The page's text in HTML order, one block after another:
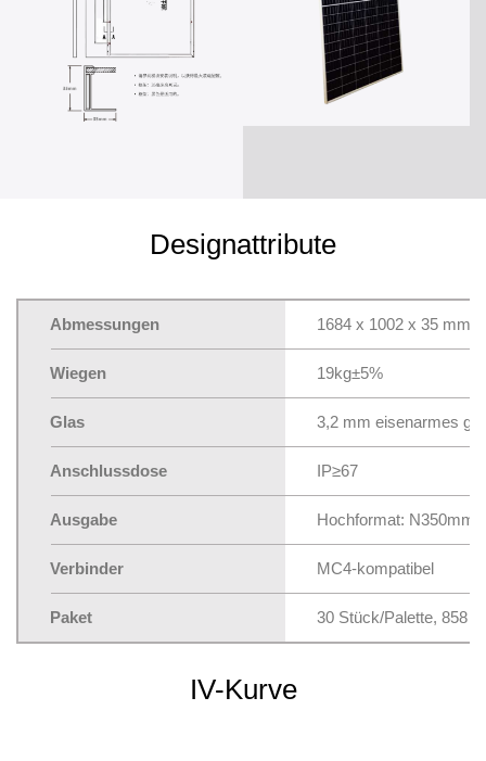
Designattribute
Abmessungen 1684 x 1002 x 35 mm
Wiegen 19kg±5%
Glas 3,2 mm eisenarmes
Anschlussdose IP≥67
Ausgabe Hochformat: N350mm/
Verbinder MC4-kompatibel
Paket 30 Stück/Palette, 858
IV-Kurve